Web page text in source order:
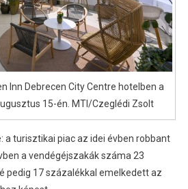
Inn Debrecen City Centre hotelben a
15-én. MTI/Czeglédi Zsolt
a turisztikai piac az idei évben robbant
a vendégéjszakák száma 23
pedig 17 százalékkal emelkedett az